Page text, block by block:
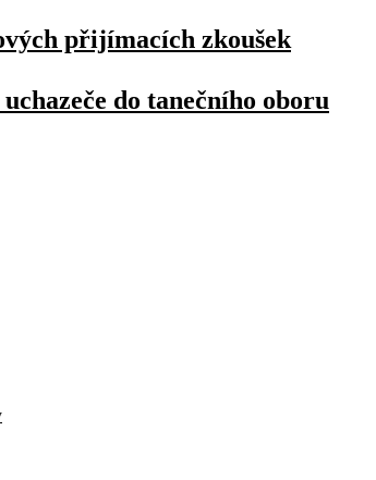
přijímacích zkoušek
do tanečního oboru